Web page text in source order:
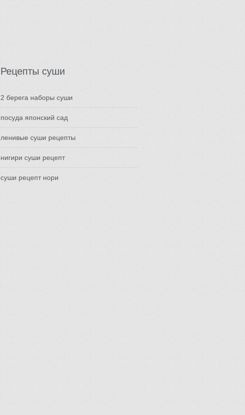
Рецепты суши
2 берега наборы суши
посуда японский сад
ленивые суши рецепты
нигири суши рецепт
суши рецепт нори